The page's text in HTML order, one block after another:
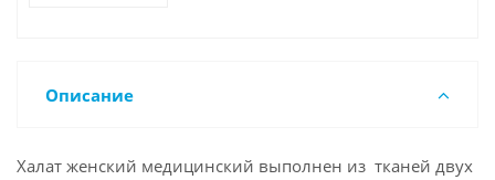
Описание
Халат женский медицинский выполнен из тканей двух